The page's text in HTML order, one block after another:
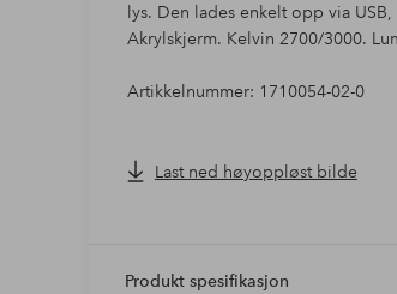
lys. Den lades enkelt opp via
Akrylskjerm. Kelvin 2700/3000.
Artikkelnummer: 1710054-02-0
Last ned høyoppløst bilde
Produkt spesifikasjon